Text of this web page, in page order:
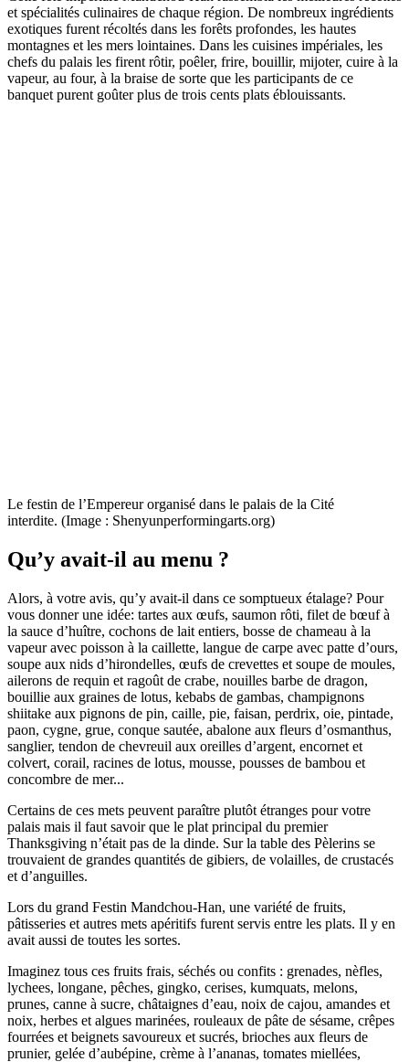
et spécialités culinaires de chaque région. De nombreux ingrédients
exotiques furent récoltés dans les forêts profondes, les hautes
montagnes et les mers lointaines. Dans les cuisines impériales, les
chefs du palais les firent rôtir, poêler, frire, bouillir, mijoter, cuire à la
vapeur, au four, à la braise de sorte que les participants de ce
banquet purent goûter plus de trois cents plats éblouissants.
Le festin de l’Empereur organisé dans le palais de la Cité
interdite. (Image : Shenyunperformingarts.org)
Qu’y avait-il au menu ?
Alors, à votre avis, qu’y avait-il dans ce somptueux étalage? Pour
vous donner une idée: tartes aux œufs, saumon rôti, filet de bœuf à
la sauce d’huître, cochons de lait entiers, bosse de chameau à la
vapeur avec poisson à la caillette, langue de carpe avec patte d’ours,
soupe aux nids d’hirondelles, œufs de crevettes et soupe de moules,
ailerons de requin et ragoût de crabe, nouilles barbe de dragon,
bouillie aux graines de lotus, kebabs de gambas, champignons
shiitake aux pignons de pin, caille, pie, faisan, perdrix, oie, pintade,
paon, cygne, grue, conque sautée, abalone aux fleurs d’osmanthus,
sanglier, tendon de chevreuil aux oreilles d’argent, encornet et
colvert, corail, racines de lotus, mousse, pousses de bambou et
concombre de mer...
Certains de ces mets peuvent paraître plutôt étranges pour votre
palais mais il faut savoir que le plat principal du premier
Thanksgiving n’était pas de la dinde. Sur la table des Pèlerins se
trouvaient de grandes quantités de gibiers, de volailles, de crustacés
et d’anguilles.
Lors du grand Festin Mandchou-Han, une variété de fruits,
pâtisseries et autres mets apéritifs furent servis entre les plats. Il y en
avait aussi de toutes les sortes.
Imaginez tous ces fruits frais, séchés ou confits : grenades, nèfles,
lychees, longane, pêches, gingko, cerises, kumquats, melons,
prunes, canne à sucre, châtaignes d’eau, noix de cajou, amandes et
noix, herbes et algues marinées, rouleaux de pâte de sésame, crêpes
fourrées et beignets savoureux et sucrés, brioches aux fleurs de
prunier, gelée d’aubépine, crème à l’ananas, tomates miellées,